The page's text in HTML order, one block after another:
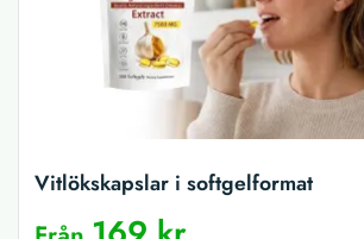
Vitlökskapslar i softgelformat